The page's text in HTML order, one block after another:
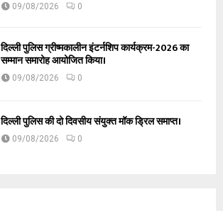
09/08/2026 0
दिल्ली पुलिस ग्रीष्मकालीन इंटर्नशिप कार्यक्रम-2026 का
सम्मान समारोह आयोजित किया।
09/08/2026 0
दिल्ली पुलिस की दो दिवसीय संयुक्त मॉक ड्रिल समाप्त।
09/08/2026 0